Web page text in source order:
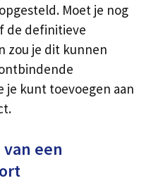
Moet je nog
de definitieve
zou je dit kunnen
je kunt toevoegen aan
een